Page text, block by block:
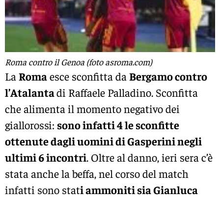
Roma contro il Genoa (foto asroma.com)
La Romaesce sconfitta da Bergamo contro
l’Atalantadi Raffaele Palladino. Sconfitta
che alimenta il momento negativo dei
giallorossi: sono infatti 4 le sconfitte
ottenute dagli uomini di Gasperini negli
ultimi 6 incontri. Oltre al danno, ieri sera c’è
stata anche la beffa, nel corso del match
infatti sono stati ammoniti sia Gianluca